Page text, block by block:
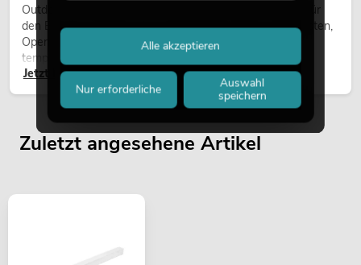
Outdoor Moving-Heads sind bewegliche Scheinwerfer für
den Einsatz im Freien. Sie werden bei Festivals, Stadtfesten,
Open-Air-Konzerten, Architekturinszenierungen und
temporären Außeninstallationen eingesetzt.
Jetzt lesen
Zuletzt angesehene Artikel
Nur erforderliche
Auswahl
speichern
Alle akzeptieren